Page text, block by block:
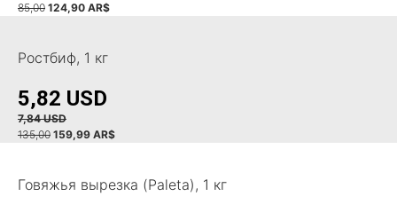
85,00 124,90 AR$
Ростбиф, 1 кг
5,82 USD
7,84 USD
135,00 159,99 AR$
Говяжья вырезка (Paleta), 1 кг